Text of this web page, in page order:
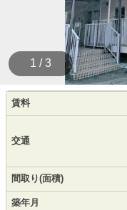
1 / 3
賃料
交通
間取り(面積)
築年月